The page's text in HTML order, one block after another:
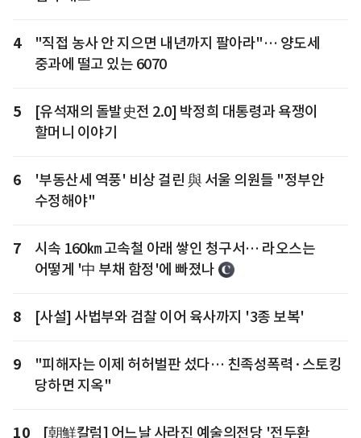
4
"직접 농사 안 지으면 내년까지 팔아라"… 양도세
중과에 떨고 있는 6070
5
[유석재의 돌발史전 2.0] 박정희 대통령과 욕쟁이
할머니 이야기
6
'부동산세 역풍' 비상 걸린 與 서울 의원들 "정부안
수정해야"
7
시속 160㎞ 고속철 아래 쌓인 청구서… 라오스는
어떻게 '中 부채 함정'에 빠졌나
8 [사설] 사법부와 검찰 이어 육사까지 '3종 보복'
9
"피해자는 이제 허허벌판 섰다… 친족성폭력·스토킹
당하면 지옥"
10 [朝鮮칼럼] 어느날 사라진 예술의전당 '전두환